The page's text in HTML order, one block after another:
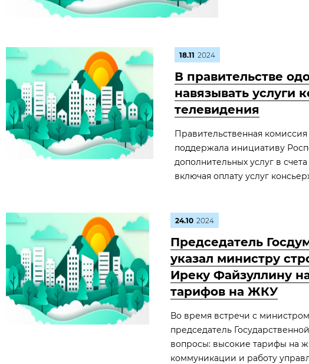
18.11 2024
В правительстве
навязывать услуги
телевидения
Правительственная
поддержала инициативу
дополнительных услуг в
включая оплату услуг
24.10 2024
Председатель
указал министру
Иреку Файзуллину
тарифов на ЖКУ
Во время встречи с
председатель
вопросы: высокие тарифы на
коммуникации и работу